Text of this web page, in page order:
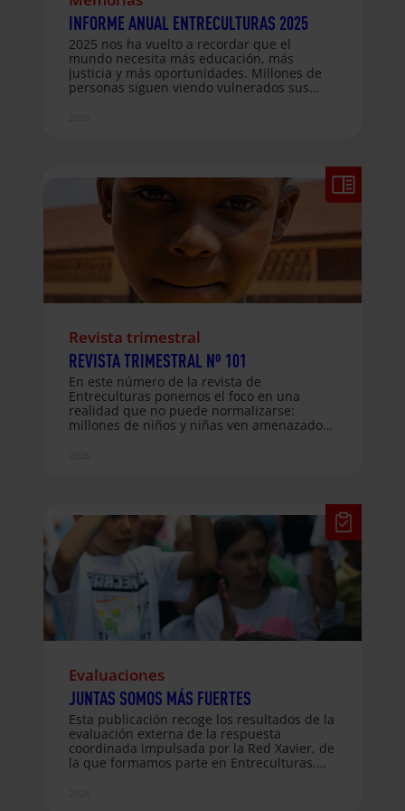
INFORME ANUAL ENTRECULTURAS 2025
2025 nos ha vuelto a recordar que el
mundo necesita más educación, más
justicia y más oportunidades. Millones de
personas siguen viendo vulnerados sus
233 proyectos que ponen la educación en el
centro de la transformación social. Os
invitamos a consultar y difundir nuestra
Memoria Anual 2025:
Revista trimestral
REVISTA TRIMESTRAL Nº 101
En este número de la revista de
Entreculturas ponemos el foco en una
realidad que no puede normalizarse:
millones de niños y niñas ven amenazado
la acogida y la hospitalidad siguen
abriendo caminos de esperanza. Además,
recorremos iniciativas que impulsan la
construcción de una sociedad más justa e
inclusiva, desde el acompañamiento a
personas migrantes en sus procesos de
regularización hasta los Caminos de…
Evaluaciones
JUNTAS SOMOS MÁS FUERTES
Esta publicación recoge los resultados de la
evaluación externa de la respuesta
coordinada impulsada por la Red Xavier, de
la que formamos parte en Entreculturas,